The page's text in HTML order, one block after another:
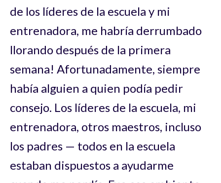
de los líderes de la escuela y mi
entrenadora, me habría derrumbado
llorando después de la primera
semana! Afortunadamente, siempre
había alguien a quien podía pedir
consejo. Los líderes de la escuela, mi
entrenadora, otros maestros, incluso
los padres — todos en la escuela
estaban dispuestos a ayudarme